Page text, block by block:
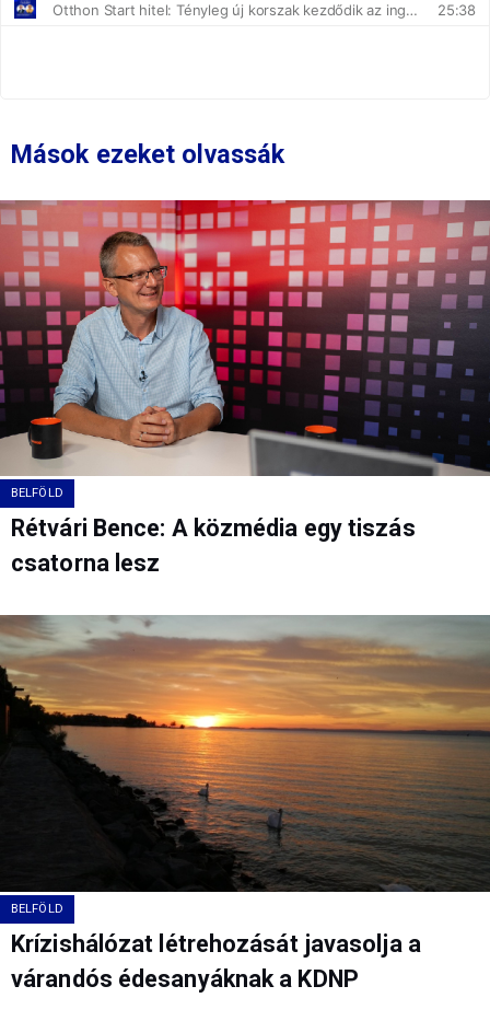
Mások ezeket olvassák
BELFÖLD
Rétvári Bence: A közmédia egy tiszás
csatorna lesz
BELFÖLD
Krízishálózat létrehozását javasolja a
várandós édesanyáknak a KDNP